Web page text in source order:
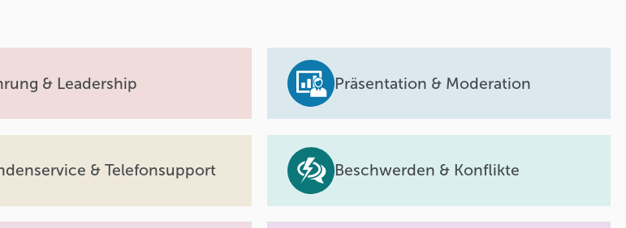
& Leadership Präsentation & Moderation
& Telefonsupport Beschwerden & Konflikte